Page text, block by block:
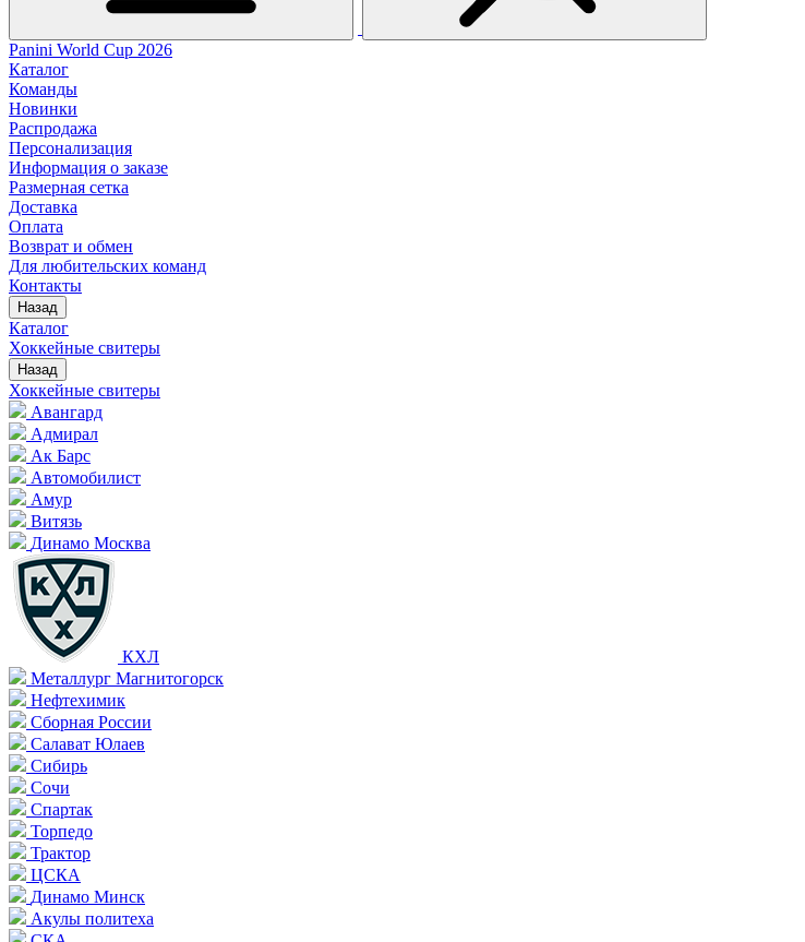
Panini World Cup 2026
Каталог
Команды
Новинки
Распродажа
Персонализация
Информация о заказе
Размерная сетка
Доставка
Оплата
Возврат и обмен
Для любительских команд
Контакты
Назад
Каталог
Хоккейные свитеры
Назад
Хоккейные свитеры
Авангард
Адмирал
Ак Барс
Автомобилист
Амур
Витязь
Динамо Москва
КХЛ
Металлург Магнитогорск
Нефтехимик
Сборная России
Салават Юлаев
Сибирь
Сочи
Спартак
Торпедо
Трактор
ЦСКА
Динамо Минск
Акулы политеха